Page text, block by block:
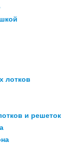
лотков
и решеток